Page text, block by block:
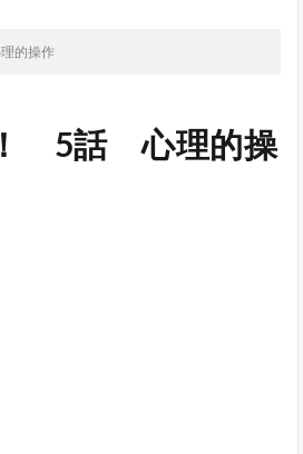
的操作
！ 5話 心理的操